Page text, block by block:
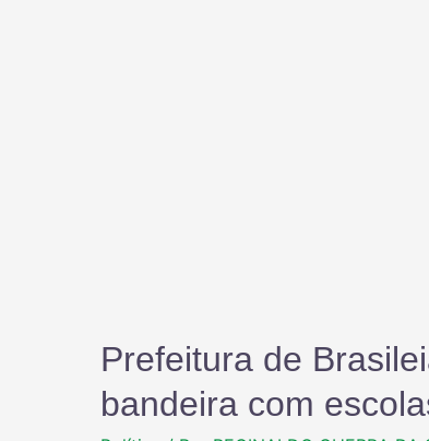
Prefeitura de
bandeira com